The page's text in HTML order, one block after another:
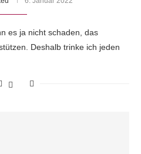
es ja nicht schaden, das
Deshalb trinke ich jeden